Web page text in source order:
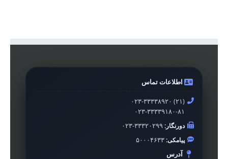
اطلاعات تماس
۰۲۳-۳۳۳۳۸۹۲۰ (۲۱)
۰۲۳-۳۳۳۳۹۱۸۰-۸۱
دورنگار:۰۲۳-۳۳۳۲۰۲۹۹
پیامکی:۵۰۰۰۴۶۳۳
آدرس